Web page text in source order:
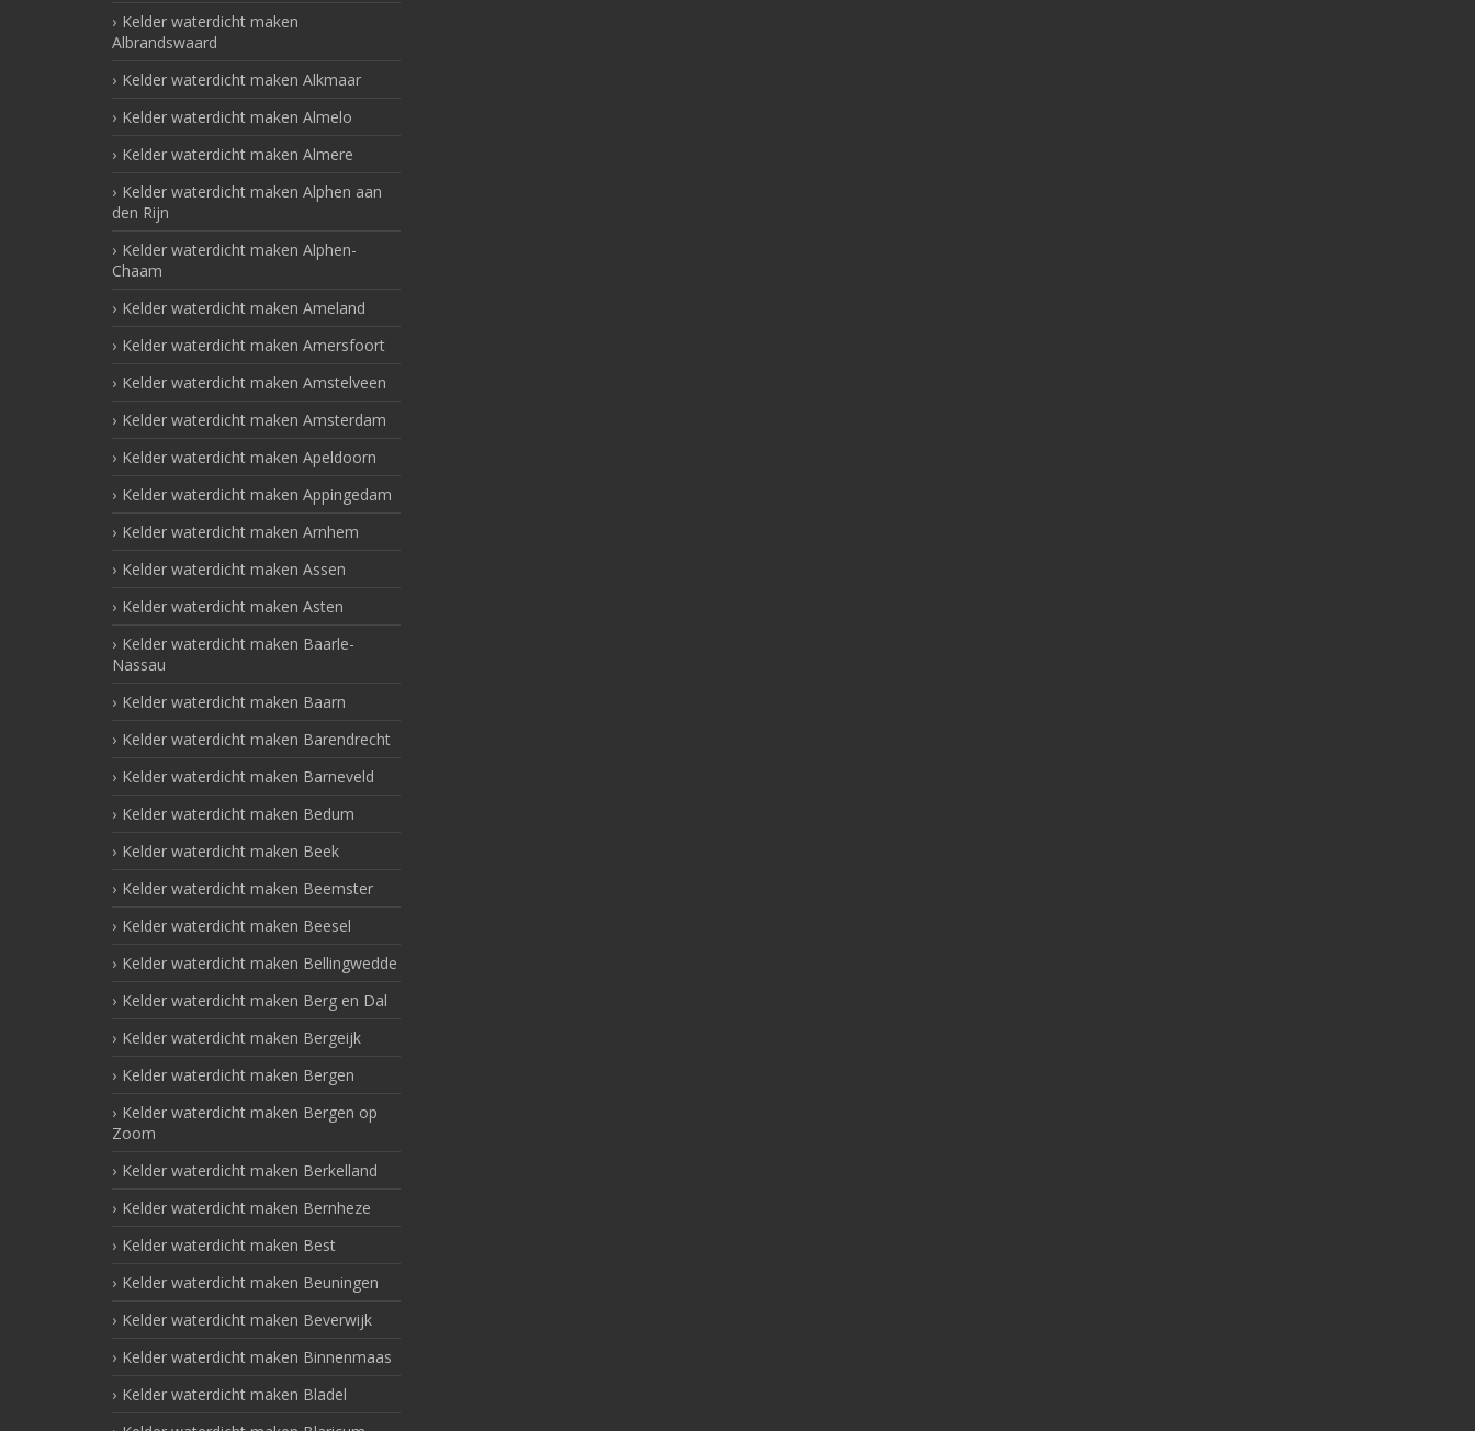
Kelder waterdicht maken
Albrandswaard
Kelder waterdicht maken Alkmaar
Kelder waterdicht maken Almelo
Kelder waterdicht maken Almere
Kelder waterdicht maken Alphen aan
den Rijn
Kelder waterdicht maken Alphen-
Chaam
Kelder waterdicht maken Ameland
Kelder waterdicht maken Amersfoort
Kelder waterdicht maken Amstelveen
Kelder waterdicht maken Amsterdam
Kelder waterdicht maken Apeldoorn
Kelder waterdicht maken Appingedam
Kelder waterdicht maken Arnhem
Kelder waterdicht maken Assen
Kelder waterdicht maken Asten
Kelder waterdicht maken Baarle-
Nassau
Kelder waterdicht maken Baarn
Kelder waterdicht maken Barendrecht
Kelder waterdicht maken Barneveld
Kelder waterdicht maken Bedum
Kelder waterdicht maken Beek
Kelder waterdicht maken Beemster
Kelder waterdicht maken Beesel
Kelder waterdicht maken Bellingwedde
Kelder waterdicht maken Berg en Dal
Kelder waterdicht maken Bergeijk
Kelder waterdicht maken Bergen
Kelder waterdicht maken Bergen op
Zoom
Kelder waterdicht maken Berkelland
Kelder waterdicht maken Bernheze
Kelder waterdicht maken Best
Kelder waterdicht maken Beuningen
Kelder waterdicht maken Beverwijk
Kelder waterdicht maken Binnenmaas
Kelder waterdicht maken Bladel